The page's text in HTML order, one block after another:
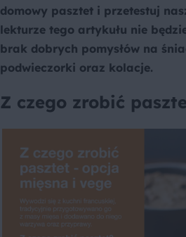
domowy pasztet i przetestuj
lekturze tego artykułu nie
brak dobrych pomysłów na
podwieczorki oraz kolacje.
Z czego zrobić